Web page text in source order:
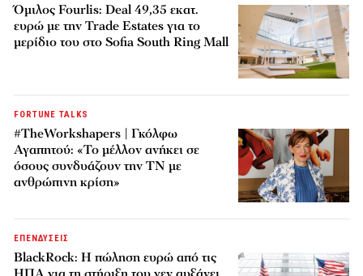
Όμιλος Fourlis: Deal 49,35 εκατ.
ευρώ με την Trade Estates για το
μερίδιο του στο Sofia South Ring Mall
FORTUNE TALKS
#TheWorkshapers | Γκόλφω
Αγαπητού: «Το μέλλον ανήκει σε
όσους συνδυάζουν την ΤΝ με
ανθρώπινη κρίση»
ΕΠΕΝΔΥΣΕΙΣ
BlackRock: Η πώληση ευρώ από τις